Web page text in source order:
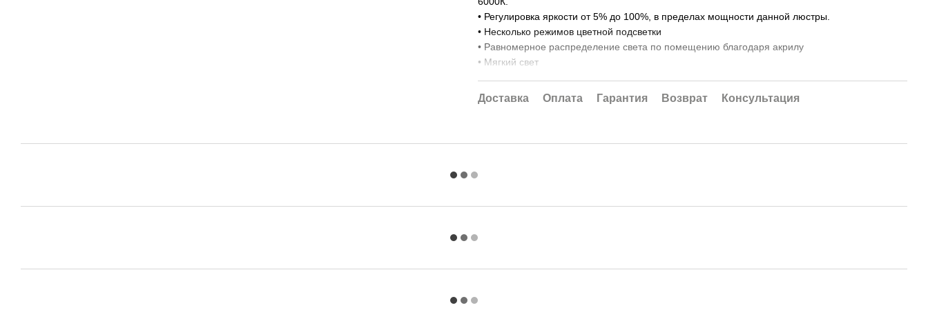
• Регулировка яркости от 5% до 100%, в пределах мощности данной люстры.
• Несколько режимов цветной подсветки
• Равномерное распределение света по помещению благодаря акрилу
• Мягкий свет
В комплекте с люстрой идет современный тип пульта с электронным диммером и
регулятором цвета. С пульта можно включить один из предустановленных режимов
Доставка Оплата Гарантия Возврат Консультация